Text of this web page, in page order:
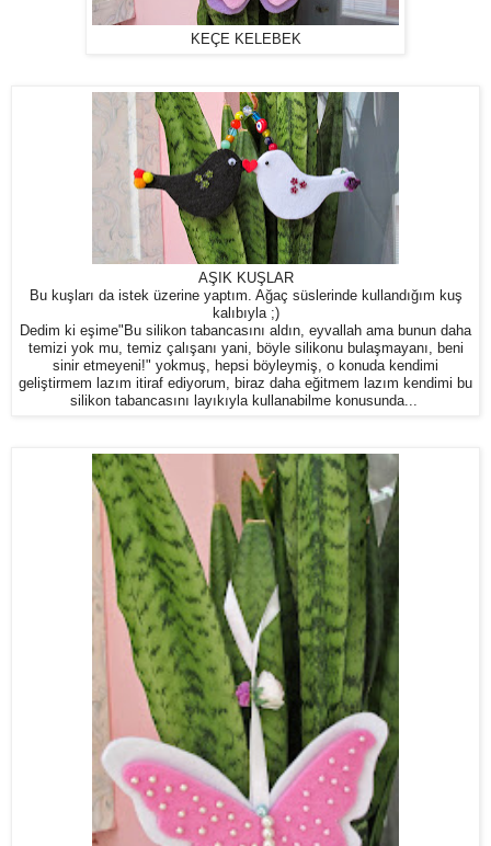
KEÇE KELEBEK
AŞIK KUŞLAR
Bu kuşları da istek üzerine yaptım. Ağaç süslerinde kullandığım kuş
kalıbıyla ;)
Dedim ki eşime"Bu silikon tabancasını aldın, eyvallah ama bunun daha
temizi yok mu, temiz çalışanı yani, böyle silikonu bulaşmayanı, beni
sinir etmeyeni!" yokmuş, hepsi böyleymiş, o konuda kendimi
geliştirmem lazım itiraf ediyorum, biraz daha eğitmem lazım kendimi bu
silikon tabancasını layıkıyla kullanabilme konusunda...